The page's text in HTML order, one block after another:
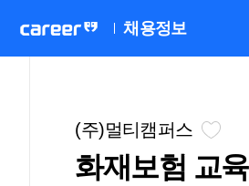
채용정보
(주)멀티캠퍼스
화재보험 교